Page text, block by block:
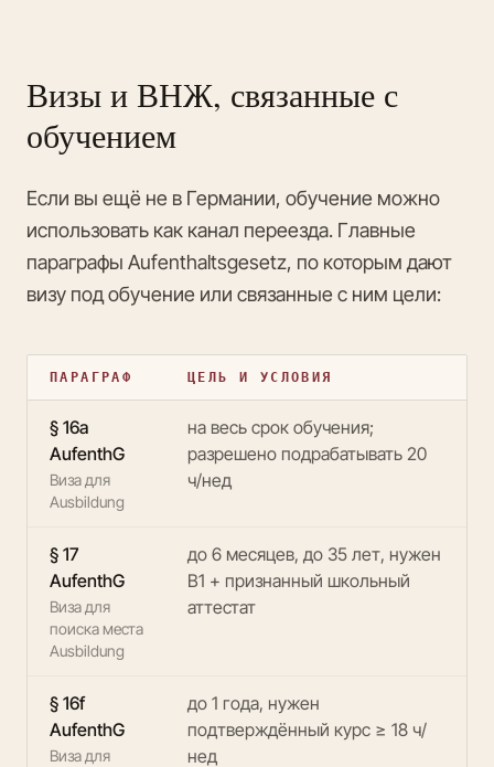
Визы и ВНЖ, связанные с
обучением
Если вы ещё не в Германии, обучение можно
использовать как канал переезда. Главные
параграфы Aufenthaltsgesetz, по которым дают
визу под обучение или связанные с ним цели:
ПАРАГРАФ ЦЕЛЬ И УСЛОВИЯ
§ 16a
AufenthG
Виза для
Ausbildung
на весь срок обучения;
разрешено подрабатывать 20
ч/нед
§ 17
AufenthG
Виза для
поиска места
Ausbildung
до 6 месяцев, до 35 лет, нужен
B1 + признанный школьный
аттестат
§ 16f
AufenthG
Виза для
до 1 года, нужен
подтверждённый курс ≥ 18 ч/
нед